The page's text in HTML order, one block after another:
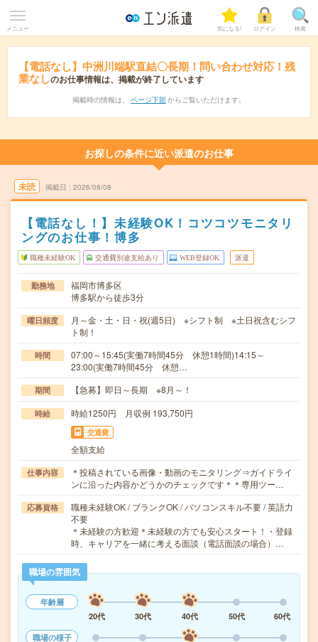
メニュー 気になる! ログイン 検索
【電話なし】中洲川端駅直結〇長期！問い合わせ対応！残
業なしのお仕事情報は、掲載が終了しています
掲載時の情報は、 ページ下部 からご覧いただけます。
お探しの条件に近い派遣のお仕事
未読 掲載日 2026/08/08
【電話なし！】未経験OK！コツコツモニタリ
ングのお仕事！博多
職種未経験OK 交通費別途支給あり WEB登録OK 派遣
勤務地
福岡市博多区
博多駅から徒歩3分
曜日頻度
月～金・土・日・祝(週5日) ※シフト制 ※土日祝含むシフ
ト制！
時間
07:00～15:45(実働7時間45分 休憩1時間)14:15～
23:00(実働7時間45分 休憩…
期間 【急募】即日～長期 ※8月～！
時給 時給1250円 月収例 193,750円
交通費
全額支給
仕事内容
＊投稿されている画像・動画のモニタリング⇒ガイドライ
ンに沿った内容かどうかのチェックです＊＊専用ツー…
応募資格
職種未経験OK / ブランクOK / パソコンスキル不要 / 英語力
不要
＊未経験の方歓迎＊未経験の方でも安心スタート！・登録
時、キャリアを一緒に考える面談（電話面談の場合）…
職場の雰囲気
年齢層
20代
30代 40代 50代
60代
職場の様子